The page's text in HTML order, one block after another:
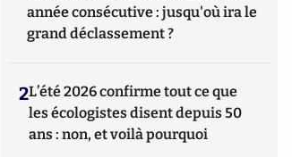
année consécutive : jusqu'où ira le
grand déclassement ?
2L’été 2026 confirme tout ce que
les écologistes disent depuis 50
ans : non, et voilà pourquoi